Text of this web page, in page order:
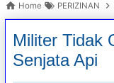
Home PERIZINAN
Militer Tidak
Senjata Api